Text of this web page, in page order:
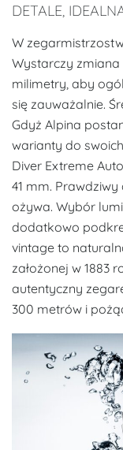
DETALE,
W
Wystarczy
milimetry, aby
się zauważalnie.
Gdyż Alpina
warianty do
Diver Extreme
41 mm.
ożywa. Wybór
dodatkowo
vintage to
założonej w 1883
autentyczny
300 metrów i